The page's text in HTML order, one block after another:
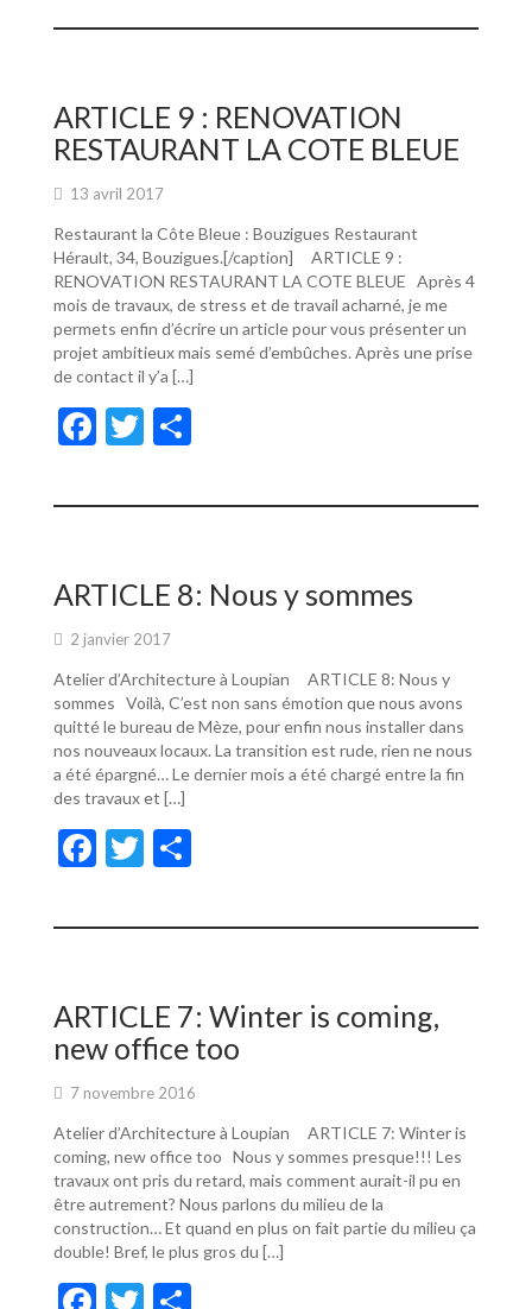
e
o
o
k
itt ta
er
ARTICLE 9 : RENOVATION
RESTAURANT LA COTE BLEUE
13 avril 2017
Restaurant la Côte Bleue : Bouzigues Restaurant
Hérault, 34, Bouzigues.[/caption] ARTICLE 9 :
RENOVATION RESTAURANT LA COTE BLEUE Après 4
mois de travaux, de stress et de travail acharné, je me
permets enfin d’écrire un article pour vous présenter un
projet ambitieux mais semé d’embûches. Après une prise
de contact il y’a […]
F
e
o
o
k
T
itt ta
er
ARTICLE 8: Nous y sommes
2 janvier 2017
Atelier d’Architecture à Loupian ARTICLE 8: Nous y
sommes Voilà, C’est non sans émotion que nous avons
quitté le bureau de Mèze, pour enfin nous installer dans
nos nouveaux locaux. La transition est rude, rien ne nous
a été épargné… Le dernier mois a été chargé entre la fin
des travaux et […]
F
e
o
o
k
T
itt ta
er
ARTICLE 7: Winter is coming,
new office too
7 novembre 2016
Atelier d’Architecture à Loupian ARTICLE 7: Winter is
coming, new office too Nous y sommes presque!!! Les
travaux ont pris du retard, mais comment aurait-il pu en
être autrement? Nous parlons du milieu de la
construction… Et quand en plus on fait partie du milieu ça
double! Bref, le plus gros du […]